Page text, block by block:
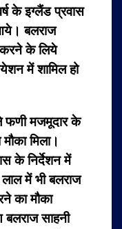
के इग्लैंड प्रवास
बलराज
करने के लिये
में शामिल हो
फणी मजमूदार के
मिला।
के निर्देशन में
में भी बलराज
का मौका
साहनी